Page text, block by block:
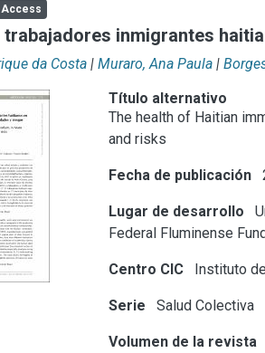
Access
trabajadores inmigrantes
da Costa | Muraro, Ana Paula |
Título alternativo
The health of Haitian
and risks
Fecha de publicación
Lugar de desarrollo
Federal Fluminense
Centro CIC Instituto
Serie Salud Colectiva
Volumen de la revista